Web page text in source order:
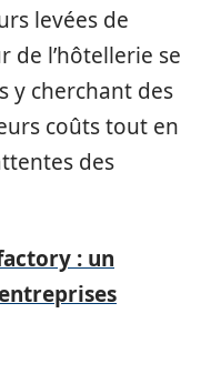
levées de
de l’hôtellerie se
y cherchant des
coûts tout en
des
: un